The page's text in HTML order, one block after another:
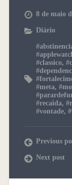
8 de maio
Diário
#classico,
#meta,
#recaida,
#vontade,
Previous
Next post